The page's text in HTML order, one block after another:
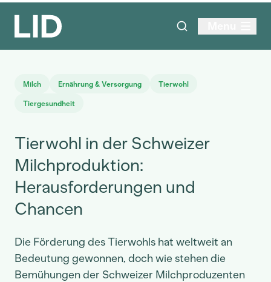
Milch Ernährung & Versorgung Tierwohl
Tiergesundheit
Tierwohl in der Schweizer
Milchproduktion:
Herausforderungen und
Chancen
Die Förderung des Tierwohls hat weltweit an
Bedeutung gewonnen, doch wie stehen die
Bemühungen der Schweizer Milchproduzenten